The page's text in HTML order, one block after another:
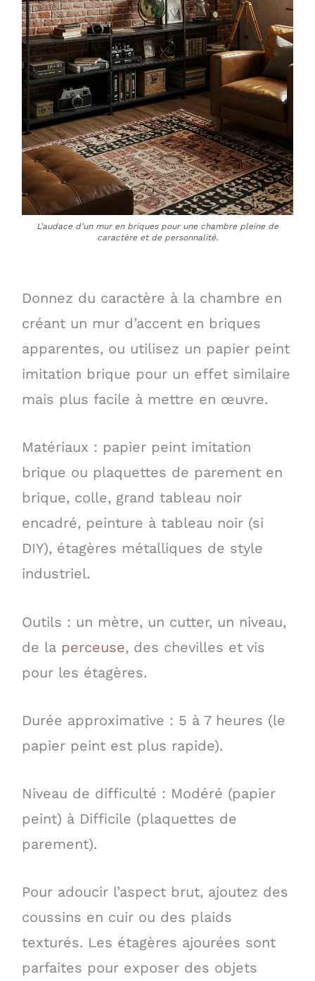
L’audace d’un mur en briques pour une chambre pleine de
caractère et de personnalité.
Donnez du caractère à la chambre en
créant un mur d’accent en briques
apparentes, ou utilisez un papier peint
imitation brique pour un effet similaire
mais plus facile à mettre en œuvre.
Matériaux : papier peint imitation
brique ou plaquettes de parement en
brique, colle, grand tableau noir
encadré, peinture à tableau noir (si
DIY), étagères métalliques de style
industriel.
Outils : un mètre, un cutter, un niveau,
de la perceuse, des chevilles et vis
pour les étagères.
Durée approximative : 5 à 7 heures (le
papier peint est plus rapide).
Niveau de difficulté : Modéré (papier
peint) à Difficile (plaquettes de
parement).
Pour adoucir l’aspect brut, ajoutez des
coussins en cuir ou des plaids
texturés. Les étagères ajourées sont
parfaites pour exposer des objets